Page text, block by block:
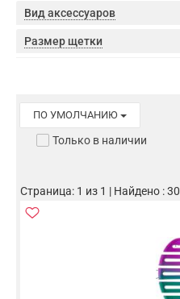
Вид аксессуаров
Размер щетки
ПО УМОЛЧАНИЮ
Только в наличии
Страница: 1 из 1 | Найдено : 30